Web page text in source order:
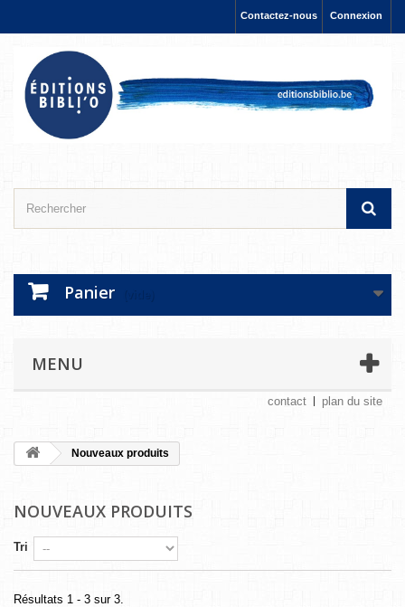
Connexion
Contactez-nous
Panier
MENU
contact plan du site
Nouveaux produits
NOUVEAUX PRODUITS
Tri
Résultats 1 - 3 sur 3.